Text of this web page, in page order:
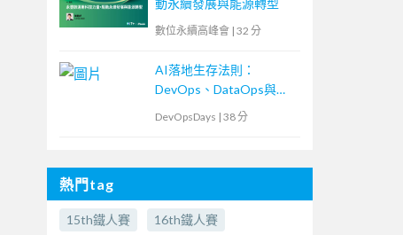
數位永續高峰會 | 32 分
AI落地生存法則：
DevOps、DataOps與
MLOps密不可分的ML專
DevOpsDays | 38 分
熱門tag
15th鐵人賽 16th鐵人賽